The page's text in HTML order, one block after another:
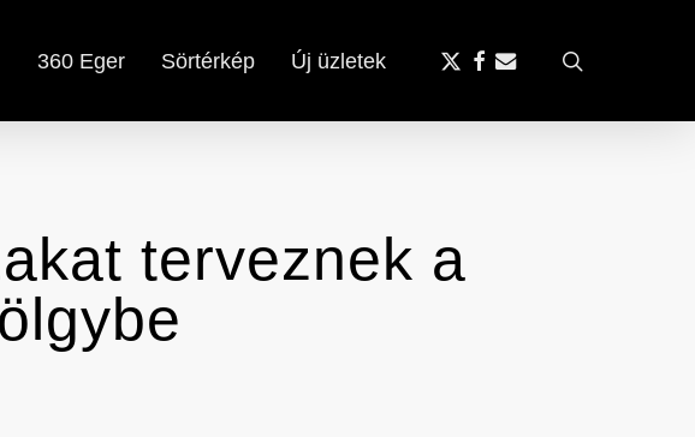
360 Eger Sörtérkép Új üzletek
x-
facebook
email
terveznek a